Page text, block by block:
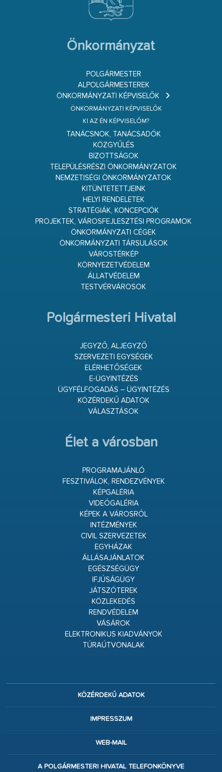
Önkormányzat
POLGÁRMESTER
ALPOLGÁRMESTEREK
ÖNKORMÁNYZATI KÉPVISELŐK
ÖNKORMÁNYZATI KÉPVISELŐK
KI AZ ÉN KÉPVISELŐM?
TANÁCSNOK, TANÁCSADÓK
KÖZGYŰLÉS
BIZOTTSÁGOK
TELEPÜLÉSRÉSZI ÖNKORMÁNYZATOK
NEMZETISÉGI ÖNKORMÁNYZATOK
KITÜNTETETTJEINK
HELYI RENDELETEK
STRATÉGIÁK, KONCEPCIÓK
PROJEKTEK, VÁROSFEJLESZTÉSI PROGRAMOK
ÖNKORMÁNYZATI CÉGEK
ÖNKORMÁNYZATI TÁRSULÁSOK
VÁROSTÉRKÉP
KÖRNYEZETVÉDELEM
ÁLLATVÉDELEM
TESTVÉRVÁROSOK
Polgármesteri Hivatal
JEGYZŐ, ALJEGYZŐ
SZERVEZETI EGYSÉGEK
ELÉRHETŐSÉGEK
E-ÜGYINTÉZÉS
ÜGYFÉLFOGADÁS – ÜGYINTÉZÉS
KÖZÉRDEKŰ ADATOK
VÁLASZTÁSOK
Élet a városban
PROGRAMAJÁNLÓ
FESZTIVÁLOK, RENDEZVÉNYEK
KÉPGALÉRIA
VIDEÓGALÉRIA
KÉPEK A VÁROSRÓL
INTÉZMÉNYEK
CIVIL SZERVEZETEK
EGYHÁZAK
ÁLLÁSAJÁNLATOK
EGÉSZSÉGÜGY
IFJÚSÁGÜGY
JÁTSZÓTEREK
KÖZLEKEDÉS
RENDVÉDELEM
VÁSÁROK
ELEKTRONIKUS KIADVÁNYOK
TÚRAÚTVONALAK
KÖZÉRDEKŰ ADATOK
IMPRESSZUM
WEB-MAIL
A POLGÁRMESTERI HIVATAL TELEFONKÖNYVE